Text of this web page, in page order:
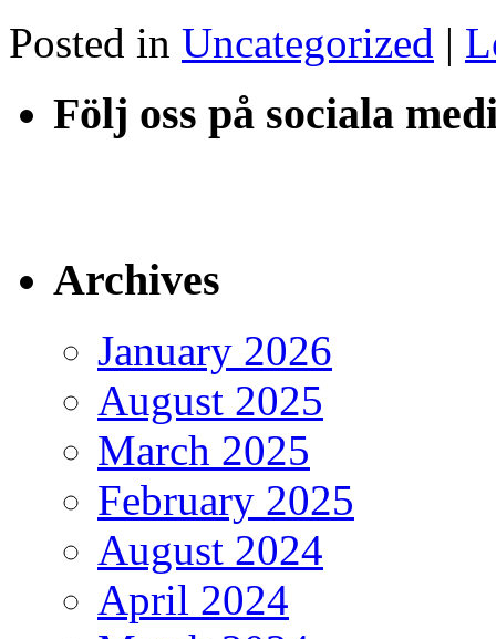
Posted in Uncategorized |
Följ oss på sociala
Archives
January 2026
August 2025
March 2025
February 2025
August 2024
April 2024